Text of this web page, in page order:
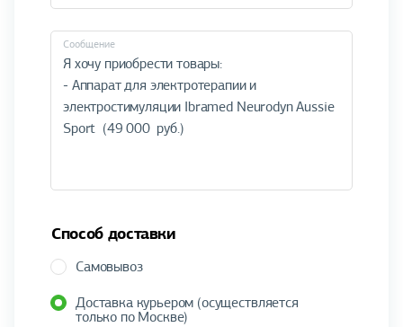
Cообщение
Способ доставки
Самовывоз
Доставка курьером (осуществляется
только по Москве)